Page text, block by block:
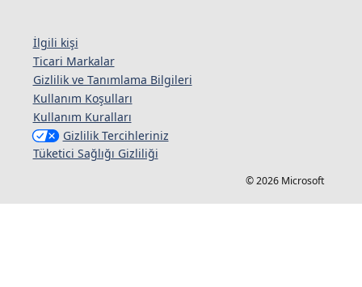
İlgili kişi
Ticari Markalar
Gizlilik ve Tanımlama Bilgileri
Kullanım Koşulları
Kullanım Kuralları
Gizlilik Tercihleriniz
Tüketici Sağlığı Gizliliği
© 2026 Microsoft